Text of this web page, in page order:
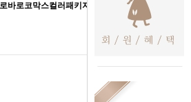
바로코막스컬러패키지바로